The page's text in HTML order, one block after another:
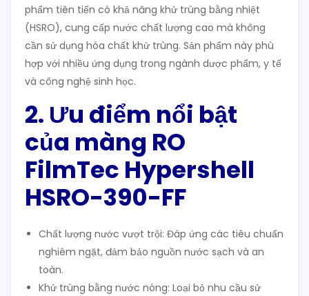
phẩm tiên tiến có khả năng khử trùng bằng nhiệt
(HSRO), cung cấp nước chất lượng cao mà không
cần sử dụng hóa chất khử trùng. Sản phẩm này phù
hợp với nhiều ứng dụng trong ngành dược phẩm, y tế
và công nghệ sinh học.
2. Ưu điểm nổi bật
của màng RO
FilmTec Hypershell
HSRO-390-FF
Chất lượng nước vượt trội: Đáp ứng các tiêu chuẩn
nghiêm ngặt, đảm bảo nguồn nước sạch và an
toàn.
Khử trùng bằng nước nóng: Loại bỏ nhu cầu sử